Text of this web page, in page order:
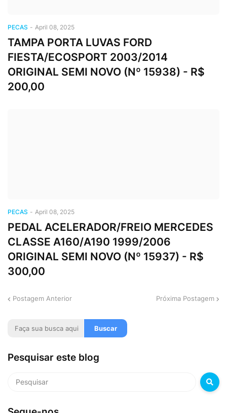
PECAS - April 08, 2025
TAMPA PORTA LUVAS FORD
FIESTA/ECOSPORT 2003/2014
ORIGINAL SEMI NOVO (Nº 15938) - R$
200,00
PECAS - April 08, 2025
PEDAL ACELERADOR/FREIO MERCEDES
CLASSE A160/A190 1999/2006
ORIGINAL SEMI NOVO (Nº 15937) - R$
300,00
Postagem Anterior Próxima Postagem
Pesquisar este blog